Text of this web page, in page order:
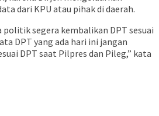
dari KPU atau pihak di daerah.
politik segera kembalikan DPT sesuai
DPT yang ada hari ini jangan
DPT saat Pilpres dan Pileg,” kata